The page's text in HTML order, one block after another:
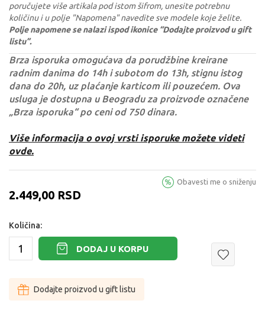
poručujete više artikala pod istom šifrom, unesite potrebnu
količinu i u polje "Napomena" navedite sve modele koje želite.
Polje napomene se nalazi ispod ikonice “Dodajte proizvod u gift
listu”.
Brza isporuka omogućava da porudžbine kreirane
radnim danima do 14h i subotom do 13h, stignu istog
dana do 20h, uz plaćanje karticom ili pouzećem. Ova
usluga je dostupna u Beogradu za proizvode označene
„Brza isporuka“ po ceni od 750 dinara.
Više informacija o ovoj vrsti isporuke možete videti
ovde.
2.449,00 RSD
Obavesti me o sniženju
Količina:
DODAJ U KORPU
Dodajte proizvod u gift listu